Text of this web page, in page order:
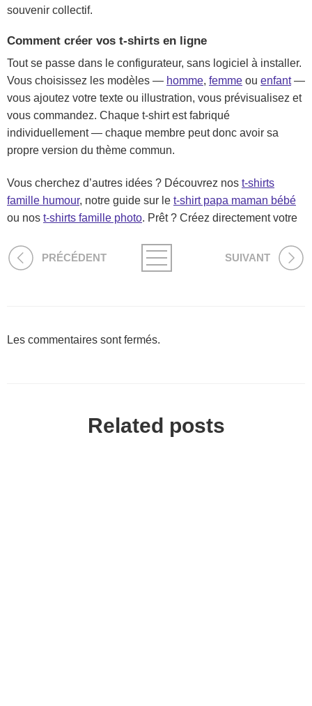
souvenir collectif.
Comment créer vos t-shirts en ligne
Tout se passe dans le configurateur, sans logiciel à installer.
Vous choisissez les modèles — homme, femme ou enfant—
vous ajoutez votre texte ou illustration, vous prévisualisez et
vous commandez. Chaque t-shirt est fabriqué
individuellement — chaque membre peut donc avoir sa
propre version du thème commun.
Vous cherchez d’autres idées ? Découvrez nos t-shirts
famille humour, notre guide sur le t-shirt papa maman bébé
ou nos t-shirts famille photo. Prêt ? Créez directement votre
PRÉCÉDENT SUIVANT
Les commentaires sont fermés.
Related posts